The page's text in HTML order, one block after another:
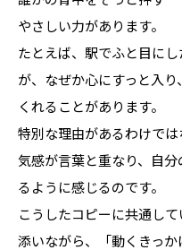
やさしい力があります。
たとえば、駅でふと目に
が、なぜか心にすっと入
くれることがあります。
特別な理由があるわけで
気感が言葉と重なり、自
るように感じるのです。
こうしたコピーに共通し
添いながら、「動くきっか